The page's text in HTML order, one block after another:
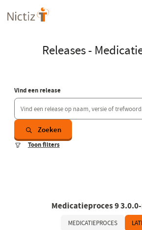
Overslaan
en
Releases -
Vind een release
Zoeken
Toon filters
Medicatieproces 9
MEDICATIEPROCES